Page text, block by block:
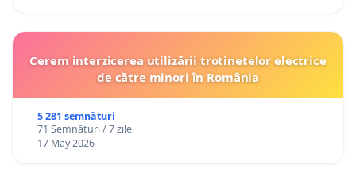
Cerem interzicerea utilizării trotinetelor electrice
de către minori în România
5 281 semnături
71 Semnături / 7 zile
17 May 2026